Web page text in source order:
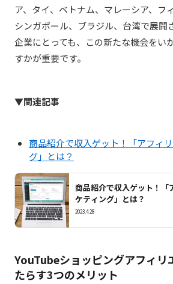
ア、タイ、ベトナム、マレーシア、フ
シンガポール、ブラジル、台湾で展開
企業にとっても、この新たな機会をい
すかが重要です。
▼関連記事
商品紹介で収入ゲット！「アフィ
グ」とは？
商品紹介で収入ゲット！「
ケティング」とは？
2023.4.28
YouTubeショッピングアフィリ
たらす3つのメリット